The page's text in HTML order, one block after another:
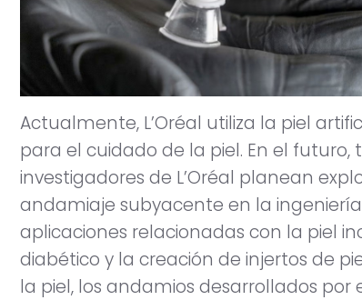
Actualmente, L’Oréal utiliza la piel
para el cuidado de la piel. En el
investigadores de L’Oréal planean
andamiaje subyacente en la
aplicaciones relacionadas con la piel
diabético y la creación de injertos de
la piel, los andamios desarrollados